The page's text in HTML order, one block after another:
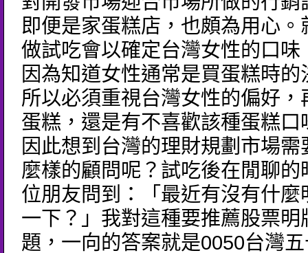
即便是家蛋糕店，也頗為用心。
做試吃會以確定台灣女性的口味
因為知道女性通常是買蛋糕時的
所以必須重視台灣女性的偏好，
蛋糕，還是有不喜歡該種蛋糕口
因此想到台灣的理財規劃市場需
麼樣的顧問呢？試吃後在閒聊的
位朋友問到：「最近有沒有什麼
一下？」我對這種要推薦股票明
題，一向的答案就是0050台灣